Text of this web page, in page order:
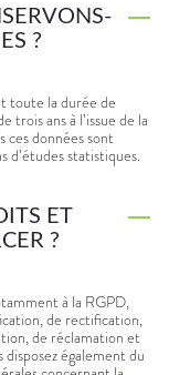
?
toute la durée de
trois ans à l’issue de la
ces données sont
d’études statistiques.
ET
?
à la RGPD,
de rectification,
de réclamation et
également du